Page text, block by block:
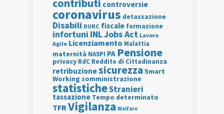
contributi controversie
coronavirus detassazione
Disabili DURC fiscale formazione
infortuni INLJobs Act Lavoro
Agile Licenziamento Malattia
maternità NASPI PA Pensione
privacy RdC Reddito di Cittadinanza
retribuzionesicurezza Smart
Working somministrazione
statisticheStranieri
tassazione Tempo determinato
TFRVigilanza Welfare